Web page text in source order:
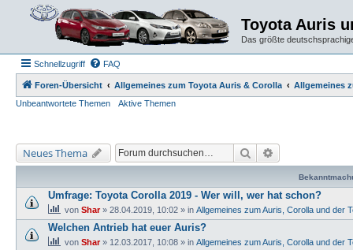
Toyota Auris
Das größte
Schnellzugriff FAQ
Foren-Übersicht Allgemeines zum Toyota Auris & Corolla Allgemeines
Unbeantwortete Themen
Aktive Themen
Neues Thema Suche
Umfrage: Toyota Corolla 2019 - Wer will, wer hat schon?
von Shar» 28.04.2019, 10:02 » in Allgemeines zum Auris, Corolla und der
Welchen Antrieb hat euer Auris?
von Shar» 12.03.2017, 10:08 » in Allgemeines zum Auris, Corolla und der